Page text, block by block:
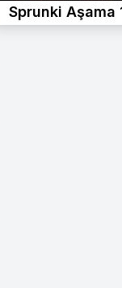
Sprunki Aşama